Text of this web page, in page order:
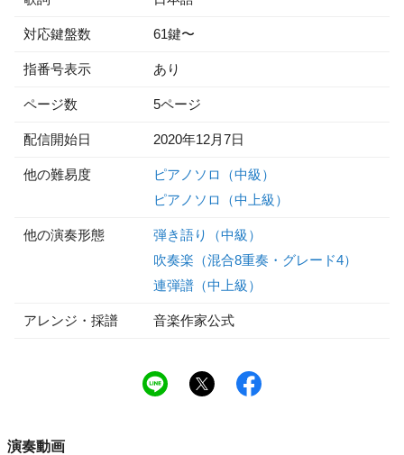
対応鍵盤数 61鍵〜
指番号表示 あり
ページ数 5ページ
配信開始日 2020年12月7日
他の難易度
ピアノソロ（中級）
ピアノソロ（中上級）
他の演奏形態
弾き語り（中級）
吹奏楽（混合8重奏・グレード4）
連弾譜（中上級）
アレンジ・採譜 音楽作家公式
演奏動画